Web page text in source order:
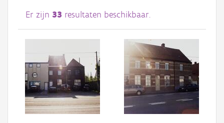
Afbeeldingen
#BeeldIndeKijker
Over ons
Aanmelden
Er zijn 33 resultaten beschikbaar.